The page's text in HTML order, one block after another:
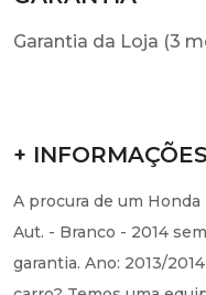
Garantia da Loja (3
+ INFORMAÇÕES
A procura de um Honda
Aut. - Branco - 2014
garantia. Ano: 2013/